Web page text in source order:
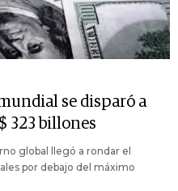
se disparó a
323 billones
global llegó a rondar el
por debajo del máximo